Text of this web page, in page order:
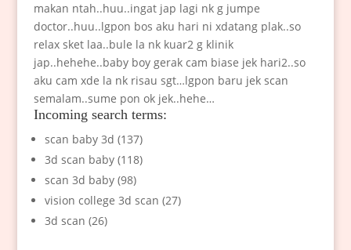
makan ntah..huu..ingat jap lagi nk g jumpe
doctor..huu..lgpon bos aku hari ni xdatang plak..so
relax sket laa..bule la nk kuar2 g klinik
jap..hehehe..baby boy gerak cam biase jek hari2..so
aku cam xde la nk risau sgt…lgpon baru jek scan
semalam..sume pon ok jek..hehe…
Incoming search terms:
scan baby 3d (137)
3d scan baby (118)
scan 3d baby (98)
vision college 3d scan (27)
3d scan (26)